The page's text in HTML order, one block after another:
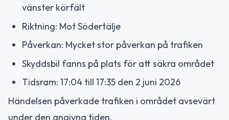
vänster körfält
Riktning: Mot Södertälje
Påverkan: Mycket stor påverkan på trafiken
Skyddsbil fanns på plats för att säkra området
Tidsram: 17:04 till 17:35 den 2 juni 2026
Händelsen påverkade trafiken i området avsevärt
under den angivna tiden.